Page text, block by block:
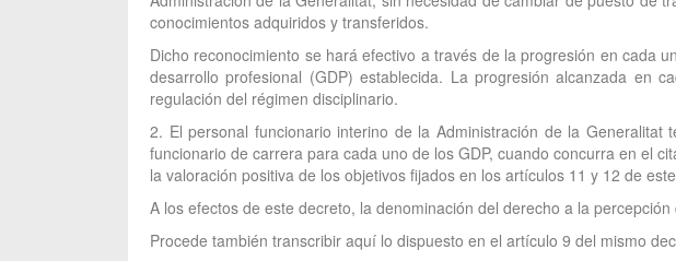
conocimientos adquiridos y transferidos.
Dicho reconocimiento se hará efectivo a través de la progresión en cada
desarrollo profesional (GDP) establecida. La progresión alcanzada en
regulación del régimen disciplinario.
2. El personal funcionario interino de la Administración de la
funcionario de carrera para cada uno de los GDP, cuando concurra en el
la valoración positiva de los objetivos fijados en los artículos 11 y 12 de
A los efectos de este decreto, la denominación del derecho a la
Procede también transcribir aquí lo dispuesto en el artículo 9 del mismo